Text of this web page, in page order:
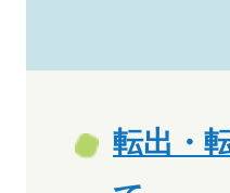
転出・